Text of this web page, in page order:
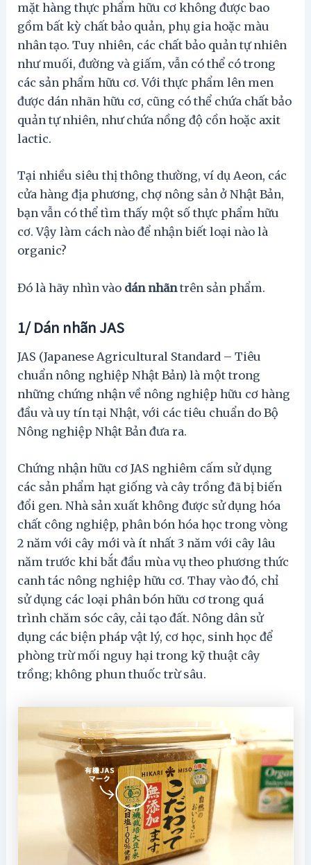
mặt hàng thực phẩm hữu cơ không được bao
gồm bất kỳ chất bảo quản, phụ gia hoặc màu
nhân tạo. Tuy nhiên, các chất bảo quản tự nhiên
như muối, đường và giấm, vẫn có thể có trong
các sản phẩm hữu cơ. Với thực phẩm lên men
được dán nhãn hữu cơ, cũng có thể chứa chất bảo
quản tự nhiên, như chứa nồng độ cồn hoặc axit
lactic.
Tại nhiều siêu thị thông thường, ví dụ Aeon, các
cửa hàng địa phương, chợ nông sản ở Nhật Bản,
bạn vẫn có thể tìm thấy một số thực phẩm hữu
cơ. Vậy làm cách nào để nhận biết loại nào là
organic?
Đó là hãy nhìn vào dán nhãntrên sản phẩm.
1/ Dán nhãn JAS
JAS (Japanese Agricultural Standard – Tiêu
chuẩn nông nghiệp Nhật Bản) là một trong
những chứng nhận về nông nghiệp hữu cơ hàng
đầu và uy tín tại Nhật, với các tiêu chuẩn do Bộ
Nông nghiệp Nhật Bản đưa ra.
Chứng nhận hữu cơ JAS nghiêm cấm sử dụng
các sản phẩm hạt giống và cây trồng đã bị biến
đổi gen. Nhà sản xuất không được sử dụng hóa
chất công nghiệp, phân bón hóa học trong vòng
2 năm với cây mới và ít nhất 3 năm với cây lâu
năm trước khi bắt đầu mùa vụ theo phương thức
canh tác nông nghiệp hữu cơ. Thay vào đó, chỉ
sử dụng các loại phân bón hữu cơ trong quá
trình chăm sóc cây, cải tạo đất. Nông dân sử
dụng các biện pháp vật lý, cơ học, sinh học để
phòng trừ mối nguy hại trong kỹ thuật cây
trồng; không phun thuốc trừ sâu.